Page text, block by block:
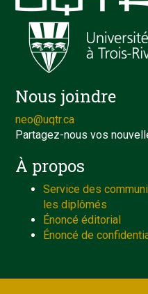
Nous joindre
neo@uqtr.ca
Partagez-nous vos
À propos
Service des
les diplômés
Énoncé éditorial
Énoncé de